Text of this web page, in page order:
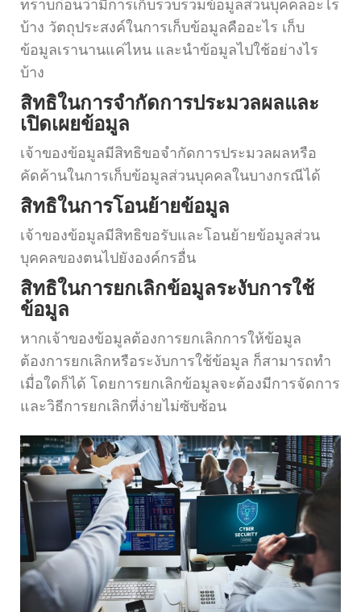
ทราบก่อนว่ามีการเก็บรวบรวมข้อมูลส่วนบุคคลอะไร
บ้าง วัตถุประสงค์ในการเก็บข้อมูลคืออะไร เก็บ
ข้อมูลเรานานแค่ไหน และนำข้อมูลไปใช้อย่างไร
บ้าง
สิทธิในการจำกัดการประมวลผลและ
เปิดเผยข้อมูล
เจ้าของข้อมูลมีสิทธิขอจำกัดการประมวลผลหรือ
คัดค้านในการเก็บข้อมูลส่วนบุคคลในบางกรณีได้
สิทธิในการโอนย้ายข้อมูล
เจ้าของข้อมูลมีสิทธิขอรับและโอนย้ายข้อมูลส่วน
บุคคลของตนไปยังองค์กรอื่น
สิทธิในการยกเลิกข้อมูลระงับการใช้
ข้อมูล
หากเจ้าของข้อมูลต้องการยกเลิกการให้ข้อมูล
ต้องการยกเลิกหรือระงับการใช้ข้อมูล ก็สามารถทำ
เมื่อใดก็ได้ โดยการยกเลิกข้อมูลจะต้องมีการจัดการ
และวิธีการยกเลิกที่ง่ายไม่ซับซ้อน